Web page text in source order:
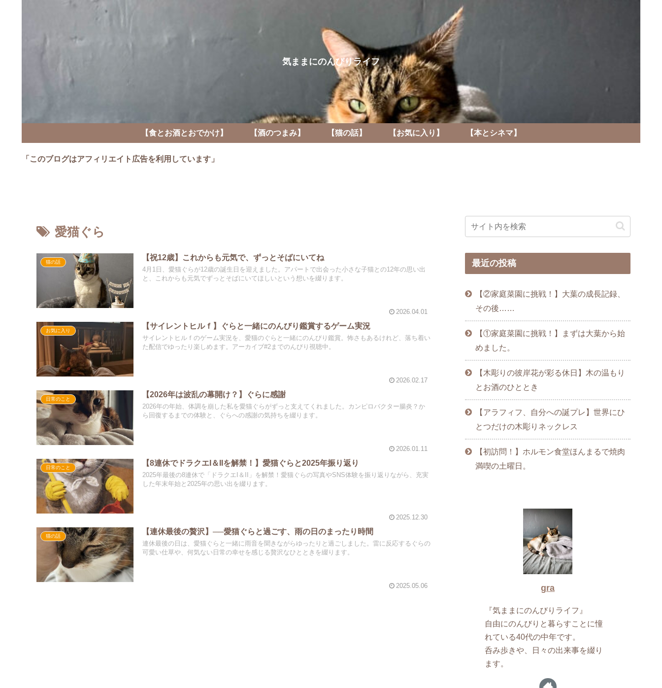
気ままにのんびりライフ
【食とお酒とおでかけ】 【酒のつまみ】 【猫の話】 【お気に入り】 【本とシネマ】
「このブログはアフィリエイト広告を利用しています」
愛猫ぐら
猫の話
【祝12歳】これからも元気で、ずっとそばにいてね
4月1日、愛猫ぐらが12歳の誕生日を迎えました。アパートで出会った小さな子猫との12年の思い出
と、これからも元気でずっとそばにいてほしいという想いを綴ります。
2026.04.01
お気に入り
【サイレントヒルｆ】ぐらと一緒にのんびり鑑賞するゲーム実況
サイレントヒルｆのゲーム実況を、愛猫のぐらと一緒にのんびり鑑賞。怖さもあるけれど、落ち着い
た配信でゆったり楽しめます。アーカイブ#2までのんびり視聴中。
2026.02.17
日常のこと
【2026年は波乱の幕開け？】ぐらに感謝
2026年の年始、体調を崩した私を愛猫ぐらがずっと支えてくれました。カンピロバクター腸炎？か
ら回復するまでの体験と、ぐらへの感謝の気持ちを綴ります。
2026.01.11
日常のこと
【8連休でドラクエI＆IIを解禁！】愛猫ぐらと2025年振り返り
2025年最後の8連休で「ドラクエI＆II」を解禁！愛猫ぐらの写真やSNS体験を振り返りながら、充実
した年末年始と2025年の思い出を綴ります。
2025.12.30
猫の話
【連休最後の贅沢】──愛猫ぐらと過ごす、雨の日のまったり時間
連休最後の日は、愛猫ぐらと一緒に雨音を聞きながらゆったりと過ごしました。雷に反応するぐらの
可愛い仕草や、何気ない日常の幸せを感じる贅沢なひとときを綴ります。
2025.05.06
最近の投稿
【②家庭菜園に挑戦！】大葉の成長記録、
その後……
【①家庭菜園に挑戦！】まずは大葉から始
めました。
【木彫りの彼岸花が彩る休日】木の温もり
とお酒のひととき
【アラフィフ、自分への誕プレ】世界にひ
とつだけの木彫りネックレス
【初訪問！】ホルモン食堂ほんまるで焼肉
満喫の土曜日。
gra
『気ままにのんびりライフ』
自由にのんびりと暮らすことに憧
れている40代の中年です。
呑み歩きや、日々の出来事を綴り
ます。